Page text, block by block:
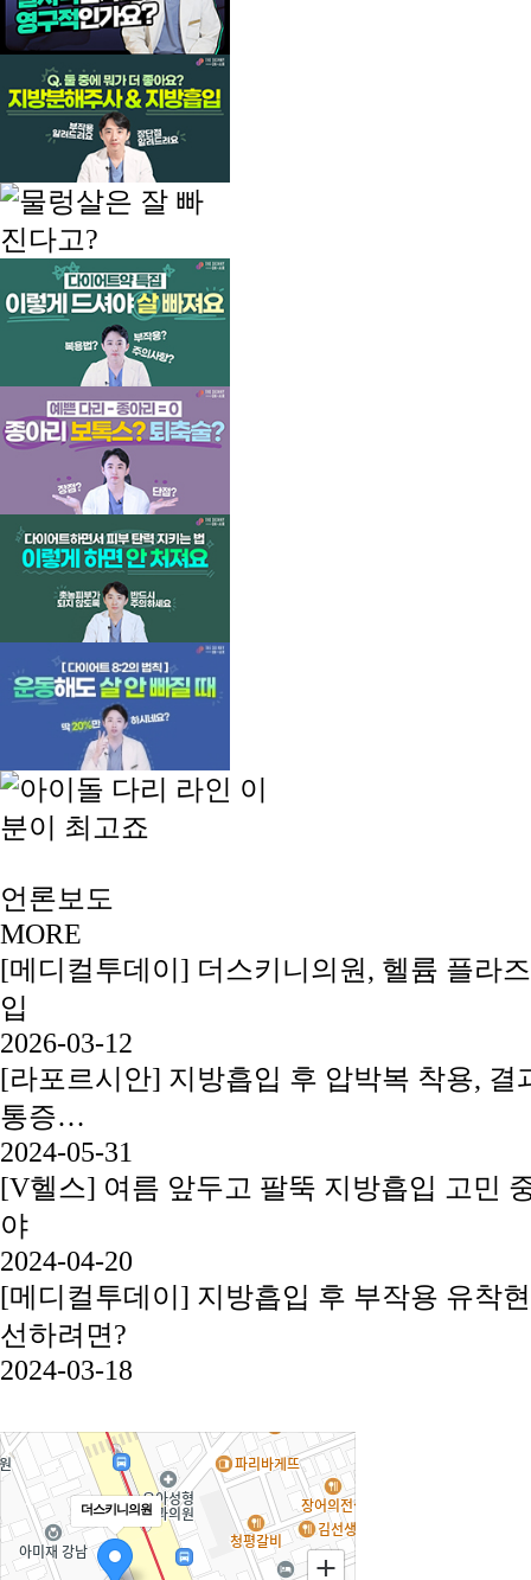
언론보도
MORE
[메디컬투데이] 더스키니의원, 헬륨 플라
입
2026-03-12
[라포르시안] 지방흡입 후 압박복 착용, 결
통증…
2024-05-31
[V헬스] 여름 앞두고 팔뚝 지방흡입 고민
야
2024-04-20
[메디컬투데이] 지방흡입 후 부작용 유착
선하려면?
2024-03-18
더스키니의원